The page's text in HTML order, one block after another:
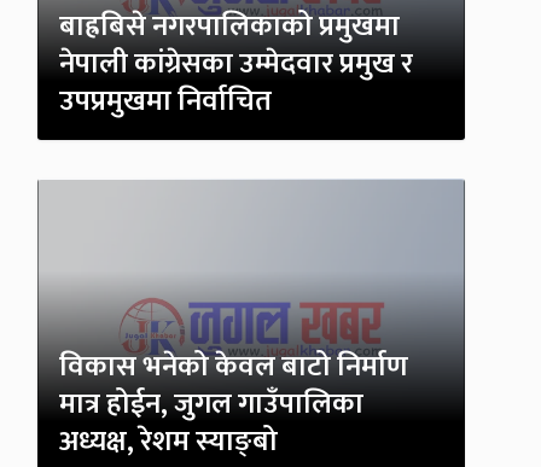
बाह्रबिसे नगरपालिकाको प्रमुखमा
नेपाली कांग्रेसका उम्मेदवार प्रमुख र
उपप्रमुखमा निर्वाचित
विकास भनेको केवल बाटो निर्माण
मात्र होईन, जुगल गाउँपालिका
अध्यक्ष, रेशम स्याङ्बो